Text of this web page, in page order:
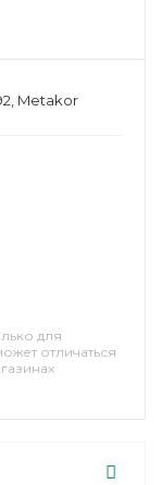
Metakor
для
отличаться